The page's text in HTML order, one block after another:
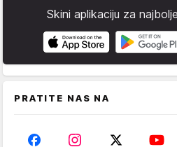
Skini aplikaciju za
PRATITE NAS NA